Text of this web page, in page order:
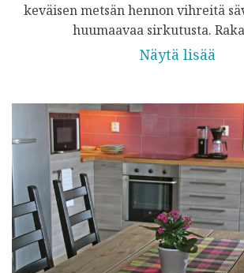
keväisen metsän hennon vihreitä
huumaavaa sirkutusta.
Näytä lisää